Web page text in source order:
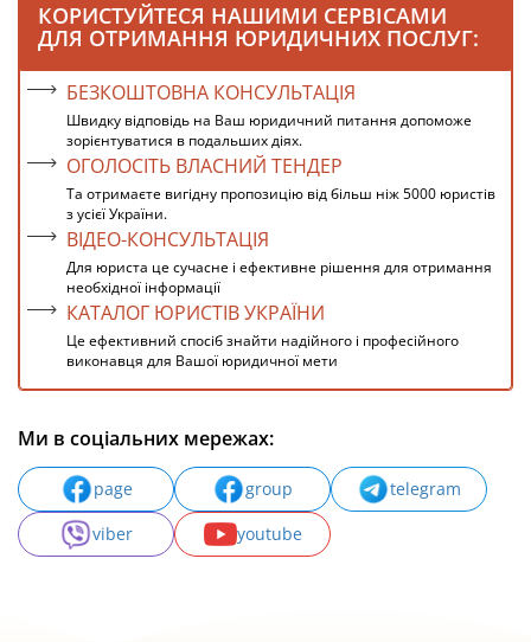
КОРИСТУЙТЕСЯ НАШИМИ СЕРВІСАМИ
ДЛЯ ОТРИМАННЯ ЮРИДИЧНИХ ПОСЛУГ:
БЕЗКОШТОВНА КОНСУЛЬТАЦІЯ
Швидку відповідь на Ваш юридичний питання допоможе
зорієнтуватися в подальших діях.
ОГОЛОСІТЬ ВЛАСНИЙ ТЕНДЕР
Та отримаєте вигідну пропозицію від більш ніж 5000 юристів
з усієї України.
ВІДЕО-КОНСУЛЬТАЦІЯ
Для юриста це сучасне і ефективне рішення для отримання
необхідної інформації
КАТАЛОГ ЮРИСТІВ УКРАЇНИ
Це ефективний спосіб знайти надійного і професійного
виконавця для Вашої юридичної мети
Ми в соціальних мережах:
page group
telegram
viber
youtube